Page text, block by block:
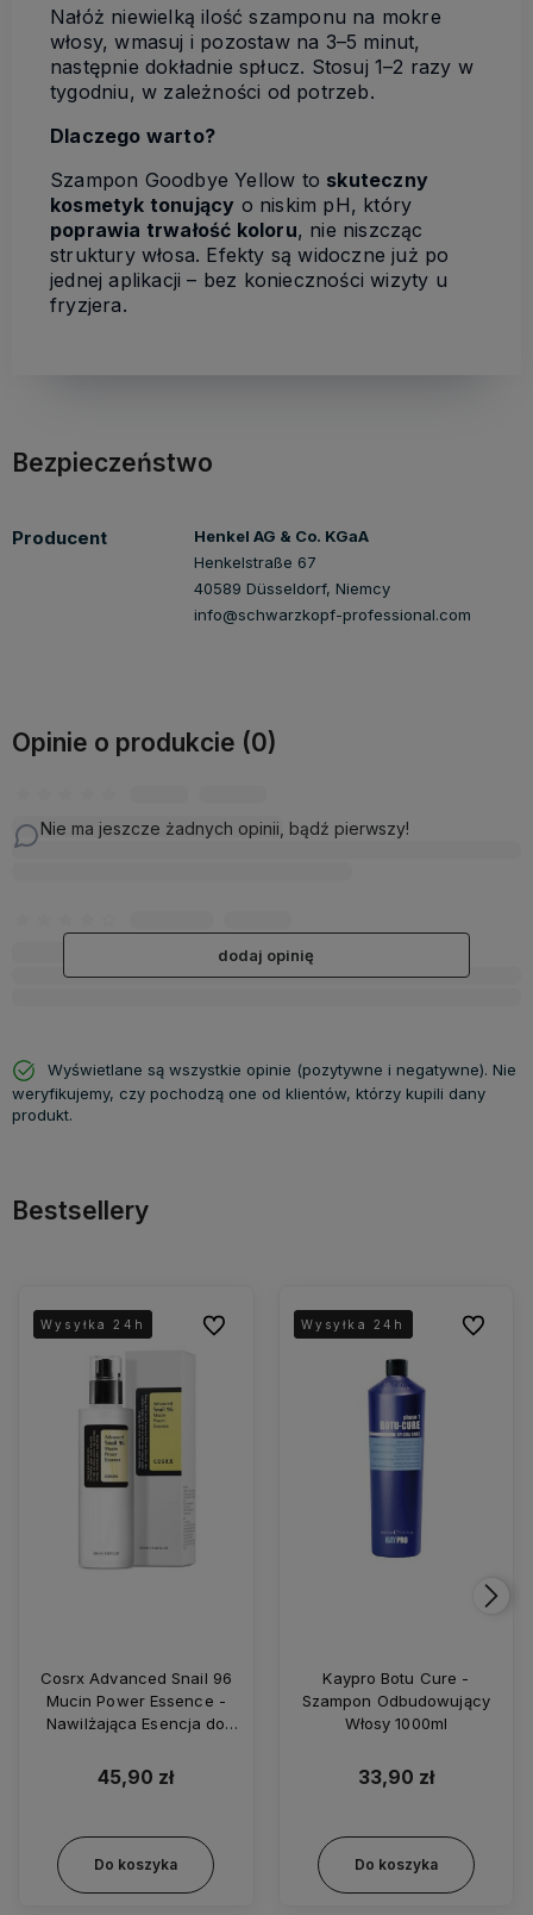
Nałóż niewielką ilość szamponu na mokre
włosy, wmasuj i pozostaw na 3–5 minut,
następnie dokładnie spłucz. Stosuj 1–2 razy w
tygodniu, w zależności od potrzeb.
Dlaczego warto?
Szampon Goodbye Yellow to skuteczny
kosmetyk tonujący o niskim pH, który
poprawia trwałość koloru, nie niszcząc
struktury włosa. Efekty są widoczne już po
jednej aplikacji – bez konieczności wizyty u
fryzjera.
Bezpieczeństwo
Producent
Henkel AG & Co. KGaA
Henkelstraße 67
40589 Düsseldorf, Niemcy
info@schwarzkopf-professional.com
Opinie o produkcie (0)
Nie ma jeszcze żadnych opinii, bądź pierwszy!
dodaj opinię
Wyświetlane są wszystkie opinie (pozytywne i negatywne). Nie
weryfikujemy, czy pochodzą one od klientów, którzy kupili dany
produkt.
Bestsellery
Wysyłka 24h
Wysyłka 24h
Cosrx Advanced Snail 96
Mucin Power Essence -
Nawilżająca Esencja do
Śluzu Ślimaka 100ml
45,90 zł
Do koszyka
Do ulubionychWysyłka 24h
Wysyłka 24h
Kaypro Botu Cure -
Szampon Odbudowujący
Włosy 1000ml
33,90 zł
Do koszyka
Do